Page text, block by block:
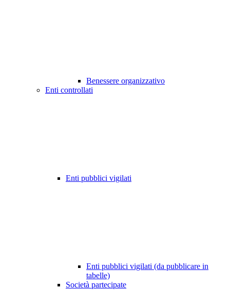
Benessere organizzativo
Enti controllati
Enti pubblici vigilati
Enti pubblici vigilati (da pubblicare in
tabelle)
Società partecipate